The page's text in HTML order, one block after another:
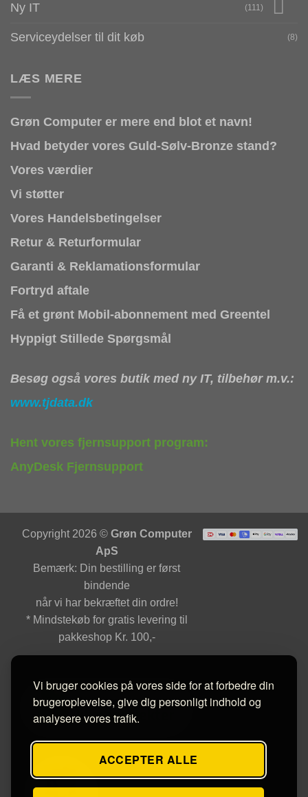
Vi bruger cookies på vores side for at forbedre din
brugeroplevelse, give dig personligt indhold og
analysere vores trafik.
ACCEPTER ALLE
Ny IT (111)
Serviceydelser til dit køb (8)
LÆS MERE
Grøn Computer er mere end blot et navn!
Hvad betyder vores Guld-Sølv-Bronze stand?
Vores værdier
Vi støtter
Vores Handelsbetingelser
Retur & Returformular
Garanti & Reklamationsformular
Fortryd aftale
Få et grønt Mobil-abonnement med Greentel
Hyppigt Stillede Spørgsmål
Besøg også vores butik med ny IT, tilbehør m.v.:
www.tjdata.dk
Hent vores fjernsupport program:
AnyDesk Fjernsupport
Copyright 2026 © Grøn Computer
ApS
Bemærk: Din bestilling er først
bindende
når vi har bekræftet din ordre!
* Mindstekøb for gratis levering til
pakkeshop Kr. 100,-